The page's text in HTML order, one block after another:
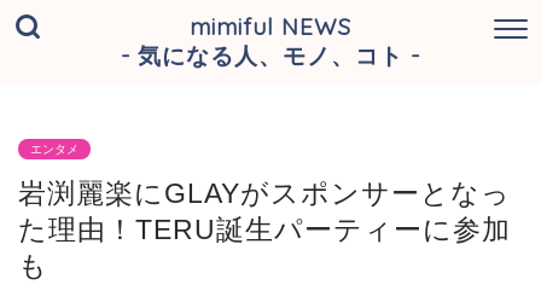
mimiful NEWS
- 気になる人、モノ、コト -
エンタメ
岩渕麗楽にGLAYがスポンサーとなっ
た理由！TERU誕生パーティーに参加
も